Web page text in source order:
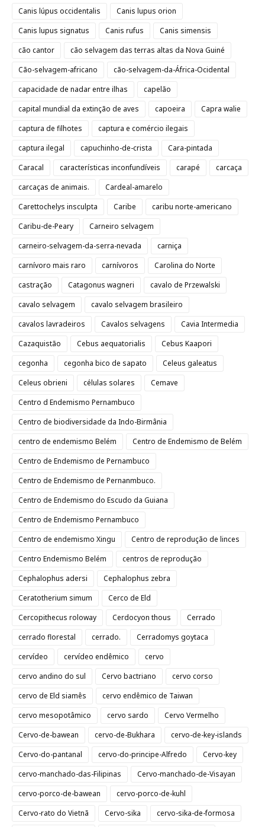
Canis lúpus occidentalis
Canis lupus orion
Canis lupus signatus
Canis rufus
Canis simensis
cão cantor
cão selvagem das terras altas da Nova Guiné
Cão-selvagem-africano
cão-selvagem-da-África-Ocidental
capacidade de nadar entre ilhas
capelão
capital mundial da extinção de aves
capoeira
Capra walie
captura de filhotes
captura e comércio ilegais
captura ilegal
capuchinho-de-crista
Cara-pintada
Caracal
características inconfundíveis carapé
carcaça
carcaças de animais.
Cardeal-amarelo
Carettochelys insculpta
Caribe
caribu norte-americano
Caribu-de-Peary
Carneiro selvagem
carneiro-selvagem-da-serra-nevada
carniça
carnívoro mais raro
carnívoros
Carolina do Norte
castração
Catagonus wagneri
cavalo de Przewalski
cavalo selvagem
cavalo selvagem brasileiro
cavalos lavradeiros
Cavalos selvagens
Cavia Intermedia
Cazaquistão
Cebus aequatorialis
Cebus Kaapori
cegonha
cegonha bico de sapato
Celeus galeatus
Celeus obrieni
células solares
Cemave
Centro d Endemismo Pernambuco
Centro de biodiversidade da Indo-Birmânia
centro de endemismo Belém
Centro de Endemismo de Belém
Centro de Endemismo de Pernambuco
Centro de Endemismo de Pernanmbuco.
Centro de Endemismo do Escudo da Guiana
Centro de Endemismo Pernambuco
Centro de endemismo Xingu
Centro de reprodução de linces
Centro Endemismo Belém
centros de reprodução
Cephalophus adersi
Cephalophus zebra
Ceratotherium simum
Cerco de Eld
Cercopithecus roloway
Cerdocyon thous
Cerrado
cerrado florestal
cerrado.
Cerradomys goytaca
cervídeo
cervídeo endêmico
cervo
cervo andino do sul
Cervo bactriano
cervo corso
cervo de Eld siamês
cervo endêmico de Taiwan
cervo mesopotâmico
cervo sardo
Cervo Vermelho
Cervo-de-bawean
cervo-de-Bukhara
cervo-de-key-islands
Cervo-do-pantanal
cervo-do-principe-Alfredo
Cervo-key
cervo-manchado-das-Filipinas
Cervo-manchado-de-Visayan
cervo-porco-de-bawean
cervo-porco-de-kuhl
Cervo-rato do Vietnã
Cervo-sika
cervo-sika-de-formosa